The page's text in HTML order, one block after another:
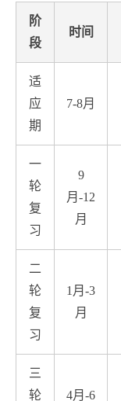
阶
段
时间
适
应
期
7-8月
一
轮
复
习
9
月-12
月
二
轮
复
习
1月-3
月
三
轮
4月-6